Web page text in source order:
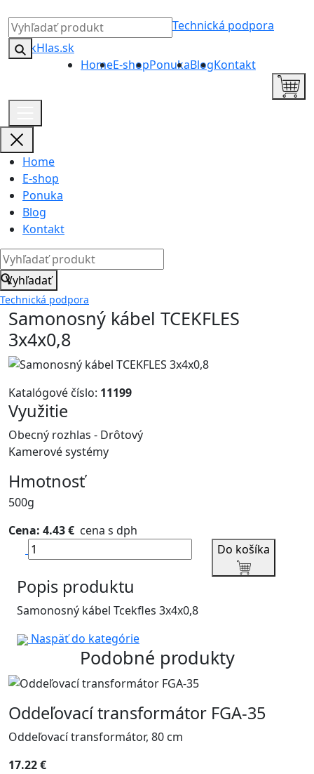
Technická podpora
HomeE-shopPonukaBlogKontakt
Home
E-shop
Ponuka
Blog
Kontakt
Vyhľadať
Technická podpora
Samonosný kábel TCEKFLES
3x4x0,8
Katalógové číslo: 11199
Využitie
Obecný rozhlas - Drôtový
Kamerové systémy
Hmotnosť
500g
Cena: 4.43 € cena s dph
Do košíka
Popis produktu
Samonosný kábel Tcekfles 3x4x0,8
Naspäť do kategórie
Podobné produkty
Oddeľovací transformátor FGA-35
Oddeľovací transformátor, 80 cm
17.22 €